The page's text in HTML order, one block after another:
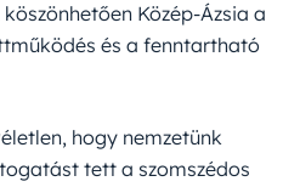
Közép-Ázsia a
és a fenntartható
hogy nemzetünk
tett a szomszédos